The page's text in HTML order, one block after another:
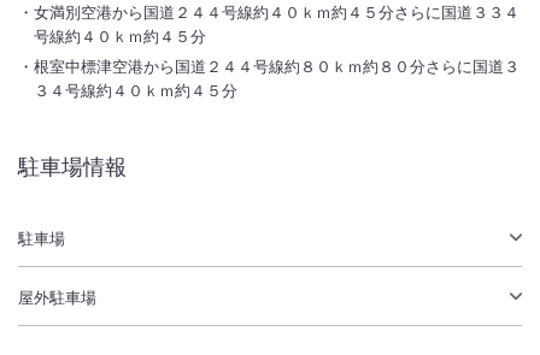
INチェックイン
15:00 / OUT チェックアウト
10:00
大浴場あり
全室禁煙となります。１階ロビーに喫煙所がございます。
女満別空港から国道２４４号線約４０ｋｍ約４５分さらに国道３３４
号線約４０ｋｍ約４５分
根室中標津空港から国道２４４号線約８０ｋｍ約８０分さらに国道３
３４号線約４０ｋｍ約４５分
駐車場情報
駐車場
屋外駐車場